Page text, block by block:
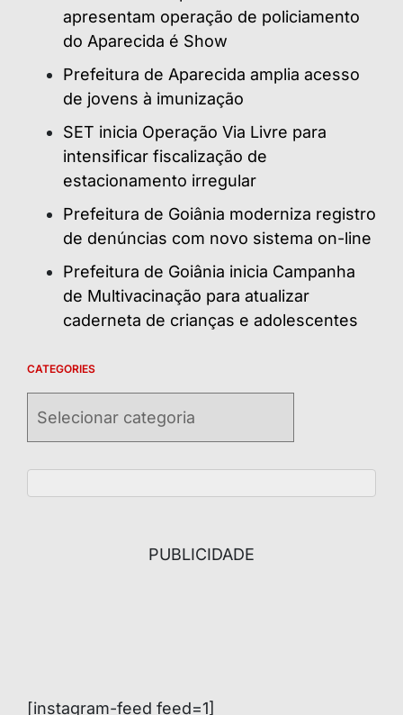
apresentam operação de policiamento
do Aparecida é Show
Prefeitura de Aparecida amplia acesso
de jovens à imunização
SET inicia Operação Via Livre para
intensificar fiscalização de
estacionamento irregular
Prefeitura de Goiânia moderniza registro
de denúncias com novo sistema on-line
Prefeitura de Goiânia inicia Campanha
de Multivacinação para atualizar
caderneta de crianças e adolescentes
CATEGORIES
PUBLICIDADE
[instagram-feed feed=1]